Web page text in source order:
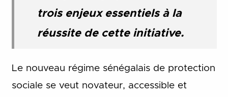
trois enjeux essentiels à la
réussite de cette initiative.
Le nouveau régime sénégalais de protection
sociale se veut novateur, accessible et